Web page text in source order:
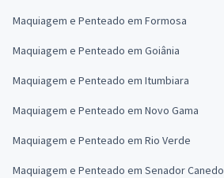
Maquiagem e Penteado em Formosa
Maquiagem e Penteado em Goiânia
Maquiagem e Penteado em Itumbiara
Maquiagem e Penteado em Novo Gama
Maquiagem e Penteado em Rio Verde
Maquiagem e Penteado em Senador Canedo